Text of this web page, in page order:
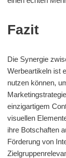
Fazit
Die Synergie
Werbeartikeln ist
nutzen können,
einzigartigem
visuellen
ihre Botschaften
Förderung von